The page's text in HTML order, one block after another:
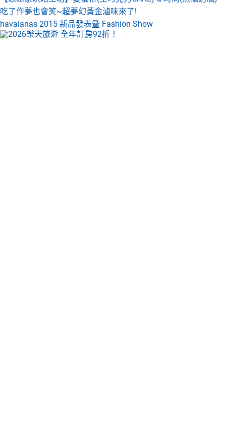
吃了作夢也會笑~超夢幻黃金滷味來了!
havaianas 2015 新品發表暨 Fashion Show